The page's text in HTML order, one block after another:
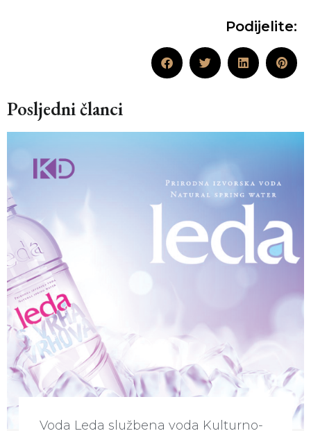
Podijelite:
Posljedni članci
Voda Leda službena voda Kulturno-